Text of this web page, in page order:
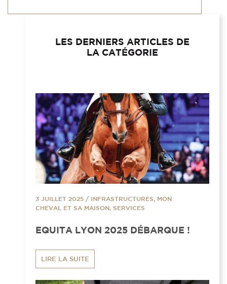
LES DERNIERS ARTICLES DE
LA CATÉGORIE
3 JUILLET 2025 / INFRASTRUCTURES, MON
CHEVAL ET SA MAISON, SERVICES
EQUITA LYON 2025 DÉBARQUE !
LIRE LA SUITE